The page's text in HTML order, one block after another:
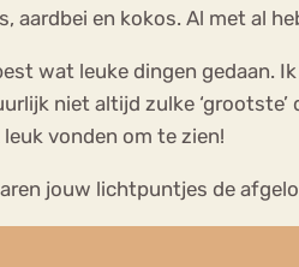
en kokos. Al met al
wat leuke dingen gedaan.
niet altijd zulke
vonden om te zien!
jouw lichtpuntjes de